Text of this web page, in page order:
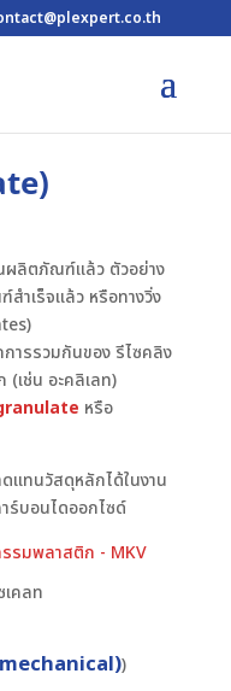
ผลิตภัณฑ์แล้ว ตัวอย่าง
ำเร็จแล้ว หรือทางวิ่ง
การรวมกันของ รีไซคลิง
เช่น อะคลิเลท)
หรือ
แทนวัสดุหลักได้ในงาน
ร์บอนไดออกไซด์
คลท
)